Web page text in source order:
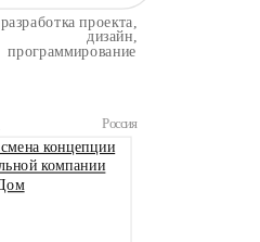
разработка проекта,
дизайн,
программирование
Россия